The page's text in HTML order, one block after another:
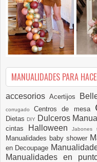
MANUALIDADES PARA
accesoriosAcertijos
corrugadoCentros de mesa
DietasDIY Dulceros
cintas
Halloween Jabones
Manualidades baby shower
en Decoupage
Manualidades en